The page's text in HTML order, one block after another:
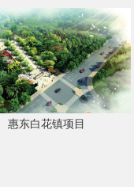
惠东白花镇项目